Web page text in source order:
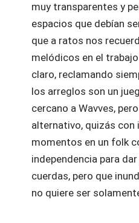
muy transparentes y
espacios que debían
que a ratos nos
melódicos en el
claro, reclamando
los arreglos son un
cercano a Wavves,
alternativo, quizás con
momentos en un folk
independencia para
cuerdas, pero que
no quiere ser